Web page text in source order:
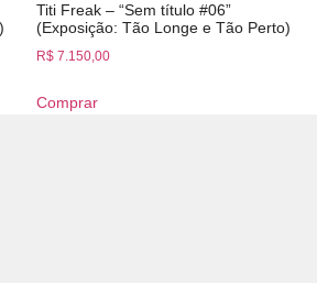
Titi Freak – “Sem título #06”
(Exposição: Tão Longe e Tão Perto)
R$ 7.150,00
Comprar